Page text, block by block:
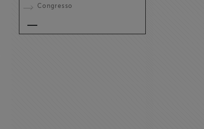
Congresso